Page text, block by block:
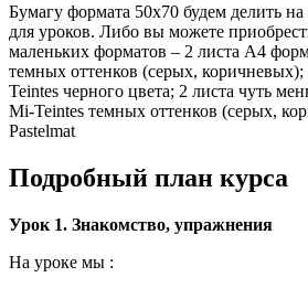
Бумагу формата 50х70 будем делить
для уроков. Либо вы можете
маленьких форматов – 2 листа А4
темных оттенков (серых,
Teintes черного цвета; 2 листа чуть
Mi-Teintes темных оттенков (серых,
Pastelmat
Подробный план курса
Урок 1. Знакомство, упражнения
На уроке мы :